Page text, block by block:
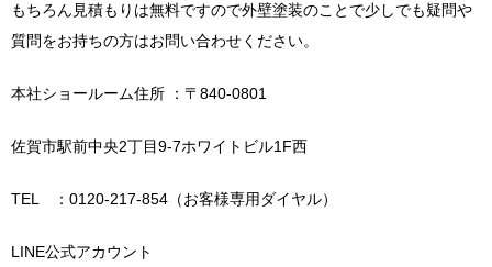
もちろん見積もりは無料ですので外壁塗装のことで少しでも疑問や
質問をお持ちの方はお問い合わせください。
本社ショールーム住所 ：〒840-0801
佐賀市駅前中央2丁目9-7ホワイトビル1F西
TEL ：0120-217-854（お客様専用ダイヤル）
LINE公式アカウント